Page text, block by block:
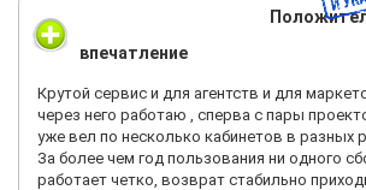
впечатление
Крутой сервис и для агентств и для
через него работаю , сперва с пары
уже вел по несколько кабинетов в разных
За более чем год пользования ни одного
работает четко, возврат стабильно